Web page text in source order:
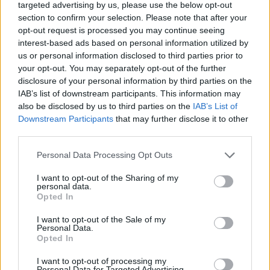
targeted advertising by us, please use the below opt-out
section to confirm your selection. Please note that after your
opt-out request is processed you may continue seeing
interest-based ads based on personal information utilized by
us or personal information disclosed to third parties prior to
your opt-out. You may separately opt-out of the further
disclosure of your personal information by third parties on the
IAB’s list of downstream participants. This information may
also be disclosed by us to third parties on the IAB’s List of
Downstream Participants that may further disclose it to other
Personal Data Processing Opt Outs
I want to opt-out of the Sharing of my
personal data.
Opted In
I want to opt-out of the Sale of my
Personal Data.
Opted In
I want to opt-out of processing my
”abilitățile”necesare minimal ,măcar !- îi ia cu amețeală și devin
sclavi -ai escrocilor ,de partid -forma ”superioară ”de
organizare a IMPOSTORILOR /pot să ÎNȚELEG !..dar, nici
minima cultură populară (simplă și magnifică tocmai prin
densitatea informației în cuvinte puține -o formă de poezie
,chiar !) din proverbe,zicători,pilde sau bunul simț /7 ani de
ACASĂ ?/ NU-I mai ajută ?Atît de mare este CEAȚA,deruta ?..
Gura păcătosului
timp ,doar ! -dacă ești ATENT )” ADEVĂR ”-grăiește ,uneori
ca VALOARE !Așa că într-adevăr este (SUNTEM -toți !)
”PROȘTI” !Pentru că nu am realizat ce MONȘTRI sunt și îi
tolerăm în continuare ,cu lașă complicitate (conștientă sau
savant justificată prin manipularea,alterarea
principiilor,normelor,legilor și înghesuirea ,forțată dacă se
încăpățînează ,în subordinea INTERESULUI -personal și ,și mai